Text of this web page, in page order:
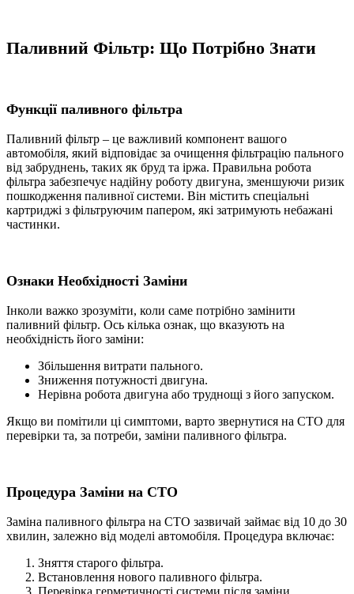
Паливний Фільтр: Що Потрібно Знати
Функції паливного фільтра
Паливний фільтр – це важливий компонент вашого
автомобіля, який відповідає за очищення фільтрацію пального
від забруднень, таких як бруд та іржа. Правильна робота
фільтра забезпечує надійну роботу двигуна, зменшуючи ризик
пошкодження паливної системи. Він містить спеціальні
картриджі з фільтруючим папером, які затримують небажані
частинки.
Ознаки Необхідності Заміни
Інколи важко зрозуміти, коли саме потрібно замінити
паливний фільтр. Ось кілька ознак, що вказують на
необхідність його заміни:
Збільшення витрати пального.
Зниження потужності двигуна.
Нерівна робота двигуна або труднощі з його запуском.
Якщо ви помітили ці симптоми, варто звернутися на СТО для
перевірки та, за потреби, заміни паливного фільтра.
Процедура Заміни на СТО
Заміна паливного фільтра на СТО зазвичай займає від 10 до 30
хвилин, залежно від моделі автомобіля. Процедура включає:
Зняття старого фільтра.
Встановлення нового паливного фільтра.